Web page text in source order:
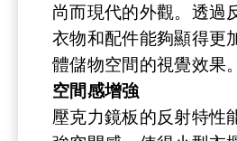
尚而現代的外觀。透過
衣物和配件能夠顯得更
體儲物空間的視覺效果。
空間感增強
壓克力鏡板的反射特性